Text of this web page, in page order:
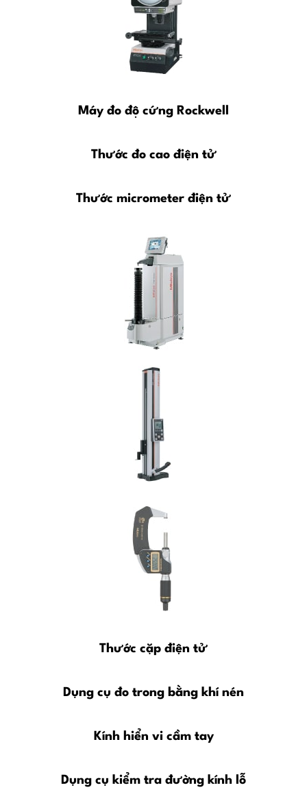
Máy đo độ cứng Rockwell
Thước đo cao điện tử
Thước micrometer điện tử
Thước cặp điện tử
Dụng cụ đo trong bằng khí nén
Kính hiển vi cầm tay
Dụng cụ kiểm tra đường kính lỗ